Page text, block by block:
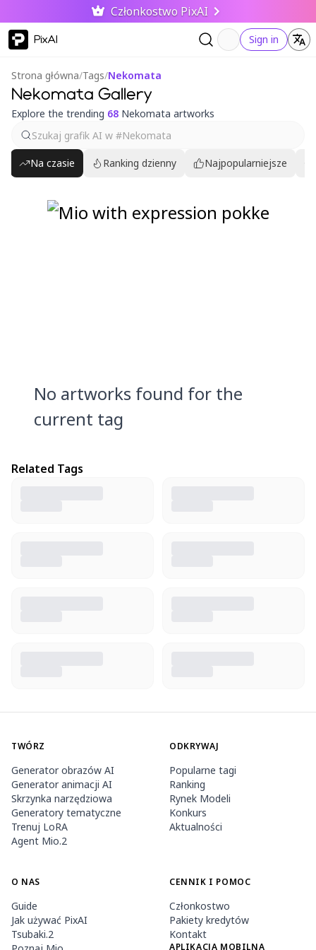
Członkostwo PixAI
PixAI Sign in
Strona główna/Tags/Nekomata
Nekomata Gallery
Explore the trending 68 Nekomata artworks
Na czasie Ranking dzienny Najpopularniejsze
No artworks found for the
current tag
Related Tags
TWÓRZ
Generator obrazów AI
Generator animacji AI
Skrzynka narzędziowa
Generatory tematyczne
Trenuj LoRA
Agent Mio.2
ODKRYWAJ
Popularne tagi
Ranking
Rynek Modeli
Konkurs
Aktualności
O NAS
Guide
Jak używać PixAI
Tsubaki.2
CENNIK I POMOC
Członkostwo
Pakiety kredytów
Kontakt
APLIKACJA MOBILNA